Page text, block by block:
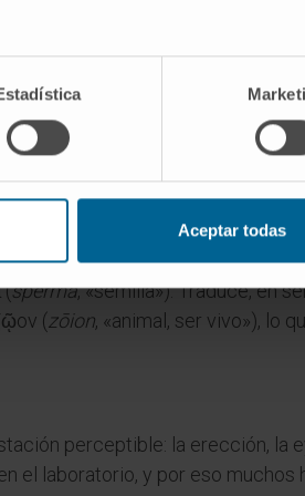
Aceptar todas
No cabe hablar de motilidad si
simplemente inmóviles. La
porque su membrana está
(spérma, «semilla»). Traduce, en
(zōion, «animal, ser vivo»), lo
perceptible: la erección, la
el laboratorio, y por eso muchos